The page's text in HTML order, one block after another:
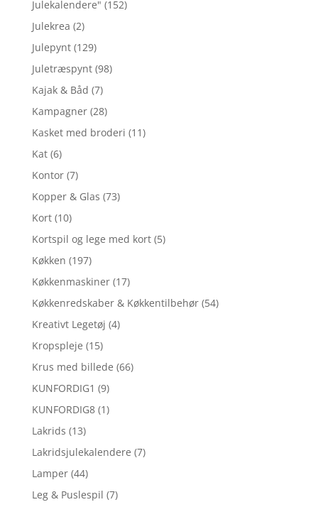
Julekalendere" (152)
Julekrea (2)
Julepynt (129)
Juletræspynt (98)
Kajak & Båd (7)
Kampagner (28)
Kasket med broderi (11)
Kat (6)
Kontor (7)
Kopper & Glas (73)
Kort (10)
Kortspil og lege med kort (5)
Køkken (197)
Køkkenmaskiner (17)
Køkkenredskaber & Køkkentilbehør (54)
Kreativt Legetøj (4)
Kropspleje (15)
Krus med billede (66)
KUNFORDIG1 (9)
KUNFORDIG8 (1)
Lakrids (13)
Lakridsjulekalendere (7)
Lamper (44)
Leg & Puslespil (7)